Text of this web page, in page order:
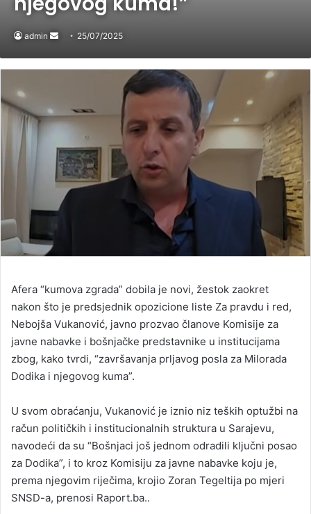
admin
Send
email
25/07/2025
Afera “kumova zgrada” dobila je novi, žestok zaokret
nakon što je predsjednik opozicione liste Za pravdu i red,
Nebojša Vukanović, javno prozvao članove Komisije za
javne nabavke i bošnjačke predstavnike u institucijama
zbog, kako tvrdi, “završavanja prljavog posla za Milorada
Dodika i njegovog kuma”.
U svom obraćanju, Vukanović je iznio niz teških optužbi na
račun političkih i institucionalnih struktura u Sarajevu,
navodeći da su “Bošnjaci još jednom odradili ključni posao
za Dodika”, i to kroz Komisiju za javne nabavke koju je,
prema njegovim riječima, krojio Zoran Tegeltija po mjeri
SNSD-a, prenosi Raport.ba..